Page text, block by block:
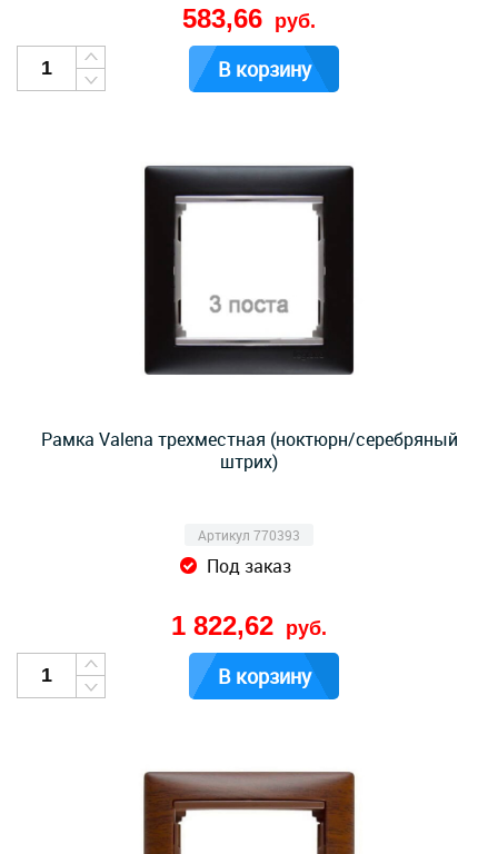
583,66 руб.
В корзину
Рамка Valena трехместная (ноктюрн/серебряный
штрих)
Артикул 770393
Под заказ
1 822,62 руб.
В корзину